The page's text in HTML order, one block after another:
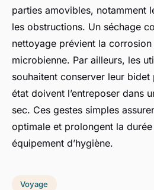
parties amovibles, notamment
les obstructions. Un séchage
nettoyage prévient la
microbienne. Par ailleurs, les
souhaitent conserver leur
état doivent l’entreposer dans
sec. Ces gestes simples
optimale et prolongent la
équipement d’hygiène.
Voyage